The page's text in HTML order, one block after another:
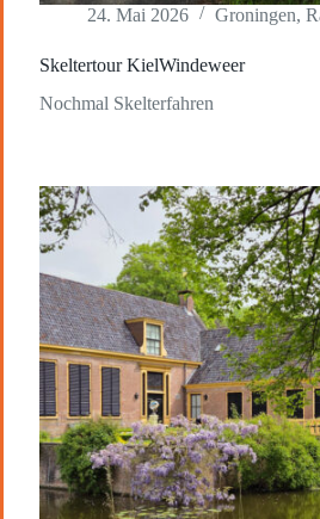
24. Mai 2026 Groningen,
Skeltertour KielWindeweer
Nochmal Skelterfahren